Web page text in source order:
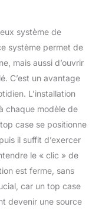
système de
système permet de
mais aussi d’ouvrir
C’est un avantage
L’installation
chaque modèle de
case se positionne
il suffit d’exercer
le « clic » de
est ferme, sans
car un top case
devenir une source